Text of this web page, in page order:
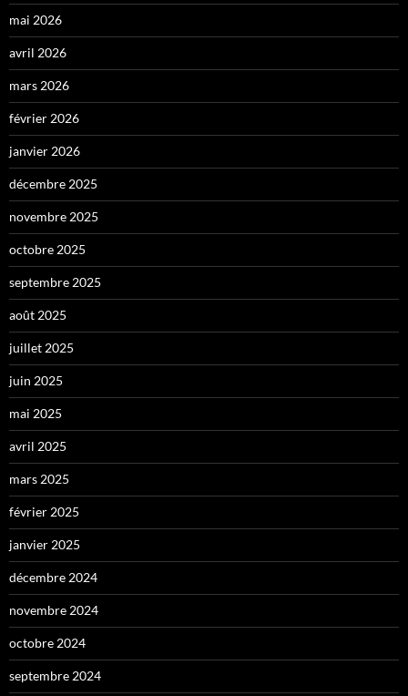
mai 2026
avril 2026
mars 2026
février 2026
janvier 2026
décembre 2025
novembre 2025
octobre 2025
septembre 2025
août 2025
juillet 2025
juin 2025
mai 2025
avril 2025
mars 2025
février 2025
janvier 2025
décembre 2024
novembre 2024
octobre 2024
septembre 2024